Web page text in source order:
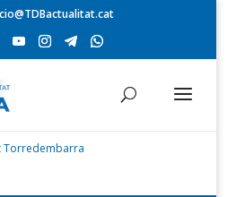
Torredembarra